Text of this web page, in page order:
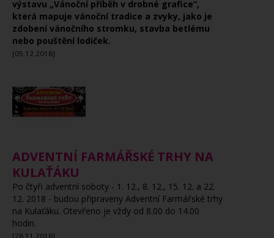
výstavu „Vánoční příběh v drobné grafice“,
která mapuje vánoční tradice a zvyky, jako je
zdobení vánočního stromku, stavba betlému
nebo pouštění lodiček.
[05.12.2018]
ADVENTNÍ FARMÁŘSKÉ TRHY NA
KULAŤÁKU
Po čtyři adventní soboty - 1. 12., 8. 12., 15. 12. a 22.
12. 2018 - budou připraveny Adventní Farmářské trhy
na Kulaťáku. Otevřeno je vždy od 8.00 do 14.00
hodin.
[28.11.2018]